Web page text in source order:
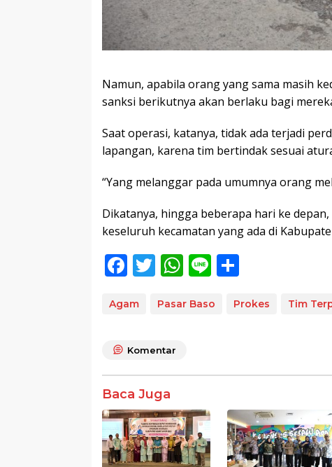
Namun, apabila orang yang sama masih
sanksi berikutnya akan berlaku bagi
Saat operasi, katanya, tidak ada terjadi
lapangan, karena tim bertindak sesuai
“Yang melanggar pada umumnya orang
Dikatanya, hingga beberapa hari ke
keseluruh kecamatan yang ada di
F
e
o
o
k
T
itt
W
at
p
Li
e ar
Agam Pasar Baso Prokes Tim
Komentar
Baca Juga